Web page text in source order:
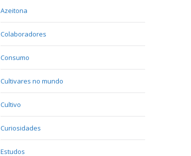
Azeitona
Colaboradores
Consumo
Cultivares no mundo
Cultivo
Curiosidades
Estudos